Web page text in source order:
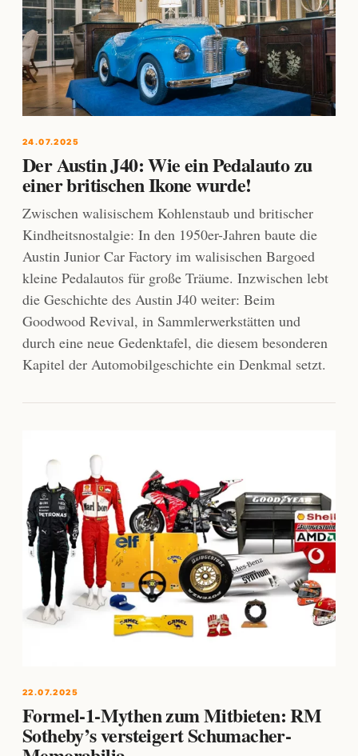
24.07.2025
Der Austin J40: Wie ein Pedalauto zu
einer britischen Ikone wurde!
Zwischen walisischem Kohlenstaub und britischer
Kindheitsnostalgie: In den 1950er-Jahren baute die
Austin Junior Car Factory im walisischen Bargoed
kleine Pedalautos für große Träume. Inzwischen lebt
die Geschichte des Austin J40 weiter: Beim
Goodwood Revival, in Sammlerwerkstätten und
durch eine neue Gedenktafel, die diesem besonderen
Kapitel der Automobilgeschichte ein Denkmal setzt.
22.07.2025
Formel-1-Mythen zum Mitbieten: RM
Sotheby’s versteigert Schumacher-